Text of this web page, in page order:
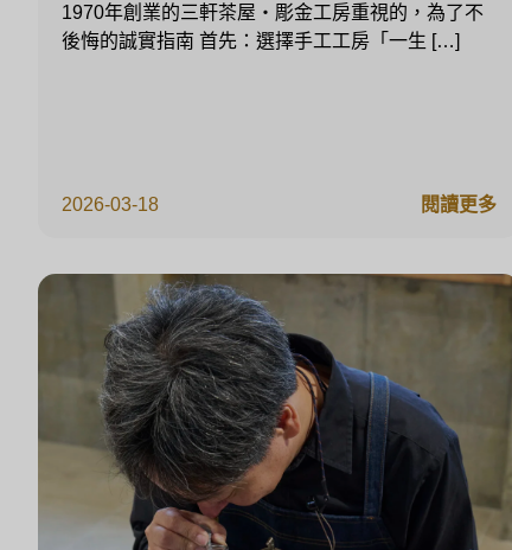
2026-03-18
1970年創業的三軒茶屋・彫金工房重視的，為了不
後悔的誠實指南 首先：選擇手工工房「一生 […]
閱讀更多